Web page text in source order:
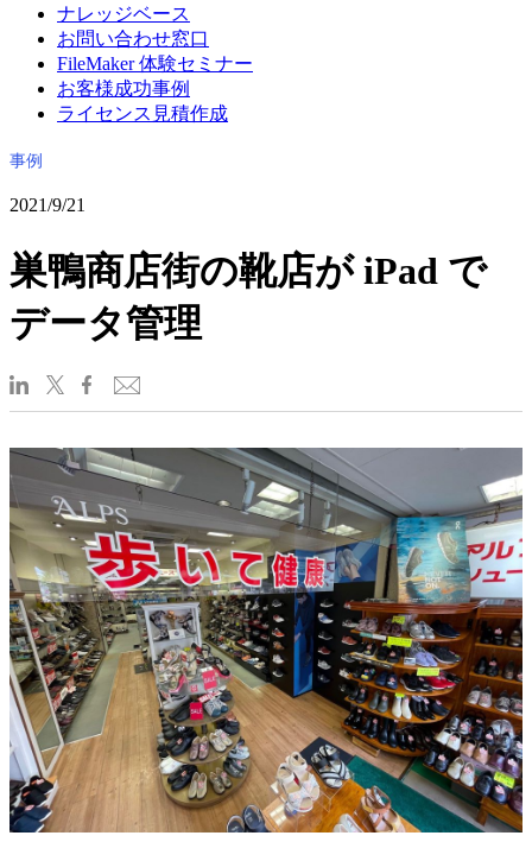
ナレッジベース
お問い合わせ窓口
FileMaker 体験セミナー
お客様成功事例
ライセンス見積作成
事例
2021/9/21
巣鴨商店街の靴店が iPad で
データ管理